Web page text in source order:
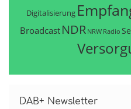
Digitalisierung
Broadcast NDR NRW Radio
DAB+ Newsletter